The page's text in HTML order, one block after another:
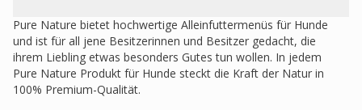
Pure Nature bietet hochwertige Alleinfuttermenüs für Hunde
und ist für all jene Besitzerinnen und Besitzer gedacht, die
ihrem Liebling etwas besonders Gutes tun wollen. In jedem
Pure Nature Produkt für Hunde steckt die Kraft der Natur in
100% Premium-Qualität.